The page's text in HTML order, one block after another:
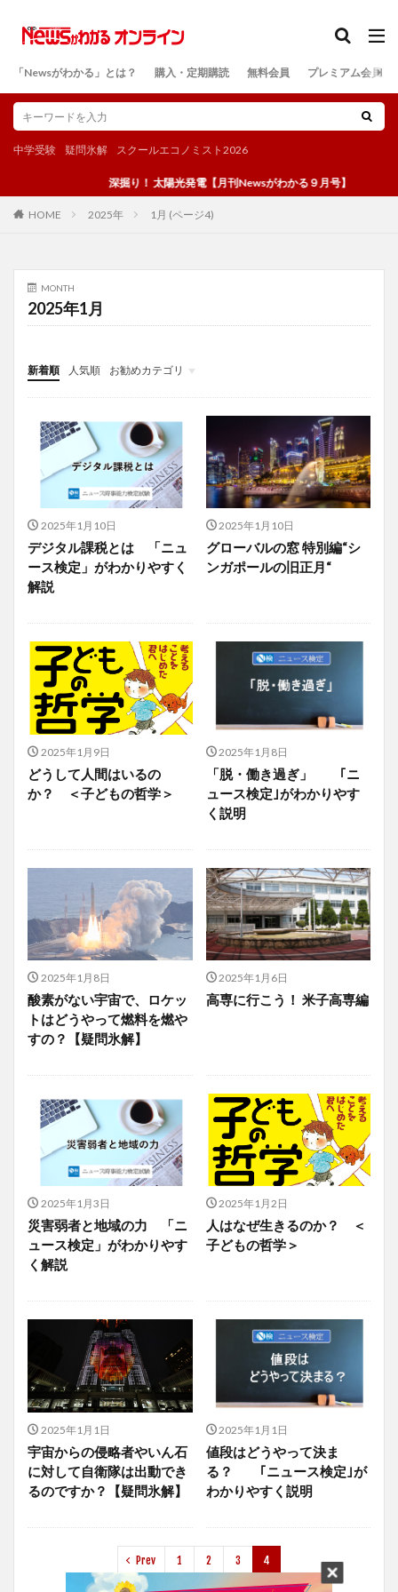
「Newsがわかる」とは？ 購入・定期購読 無料会員 プレミアム会員
中学受験 疑問氷解 スクールエコノミスト2026
深掘り！ 太陽光発電【月刊Newsがわかる９月号】
HOME 2025年 1月 (ページ4)
MONTH
2025年1月
新着順 人気順
お勧めカテゴリ
投稿
学び
マンガ
電子書籍
2025年1月10日
デジタル課税とは 「ニュ
ース検定」がわかりやすく
解説
2025年1月10日
グローバルの窓 特別編“シ
ンガポールの旧正月“
2025年1月9日
どうして人間はいるの
か？ ＜子どもの哲学＞
2025年1月8日
「脱・働き過ぎ」 ｢ニ
ュース検定｣がわかりやす
く説明
2025年1月8日
酸素がない宇宙で、ロケッ
トはどうやって燃料を燃や
すの？【疑問氷解】
2025年1月6日
高専に行こう！ 米子高専編
2025年1月3日
災害弱者と地域の力 「ニ
ュース検定」がわかりやす
く解説
2025年1月2日
人はなぜ生きるのか？ ＜
子どもの哲学＞
2025年1月1日
宇宙からの侵略者やいん石
に対して自衛隊は出動でき
るのですか？【疑問氷解】
2025年1月1日
値段はどうやって決ま
る？ ｢ニュース検定｣が
わかりやすく説明
Prev 1 2 3 4
検索